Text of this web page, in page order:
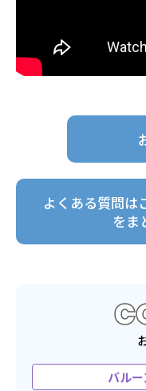
よくある質問は
をま
バル